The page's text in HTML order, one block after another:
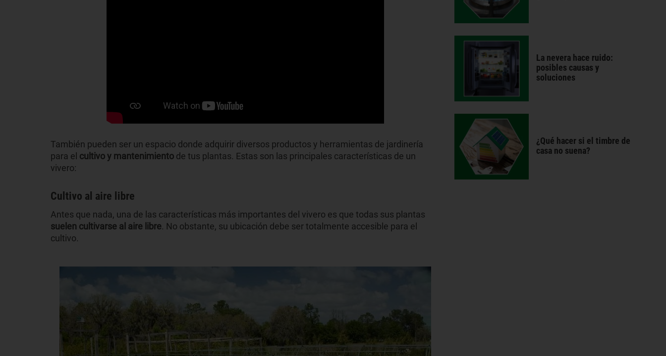
También pueden ser un espacio donde adquirir diversos productos y herramientas de jardinería
para el cultivo y mantenimiento de tus plantas. Estas son las principales características de un
vivero:
Cultivo al aire libre
Antes que nada, una de las características más importantes del vivero es que todas sus plantas
suelen cultivarse al aire libre. No obstante, su ubicación debe ser totalmente accesible para el
cultivo.
La nevera hace ruido:
posibles causas y
soluciones
¿Qué hacer si el timbre de
casa no suena?